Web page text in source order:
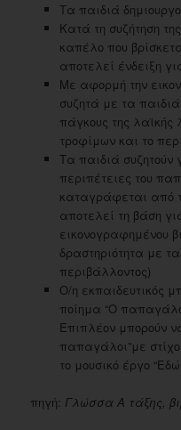
Τα παιδιά
Κατά τη συζήτηση
καπέλο που
αποτελεί ένδειξη
Με αφορμή την
συζητά με τα
πάγκους της
τροφίμων και το
Τα παιδιά συζητούν
περιπέτειες του
καταγράφεται από
αποτελεί τη βάση
εικονογραφημένου
δραστηριότητα με
περιβάλλοντος)
Ο/η εκπαιδευτικός
ποίημα “Ο
Επιπλέον μπορούν
παπαγάλοι”με
το μουσικό έργο
πηγή: Γλώσσα Α τάξης,